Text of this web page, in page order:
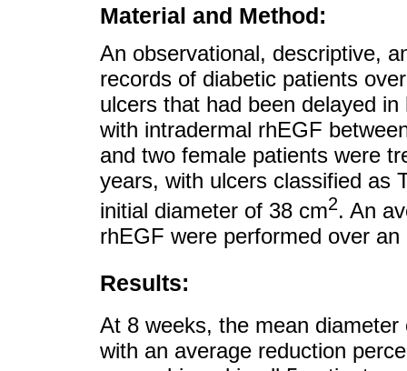
Material and Method:
An observational, descriptive,
records of diabetic patients
ulcers that had been delayed
with intradermal rhEGF
and two female patients were
years, with ulcers classified as
initial diameter of 38 cm2. An
rhEGF were performed over
Results:
At 8 weeks, the mean
with an average reduction